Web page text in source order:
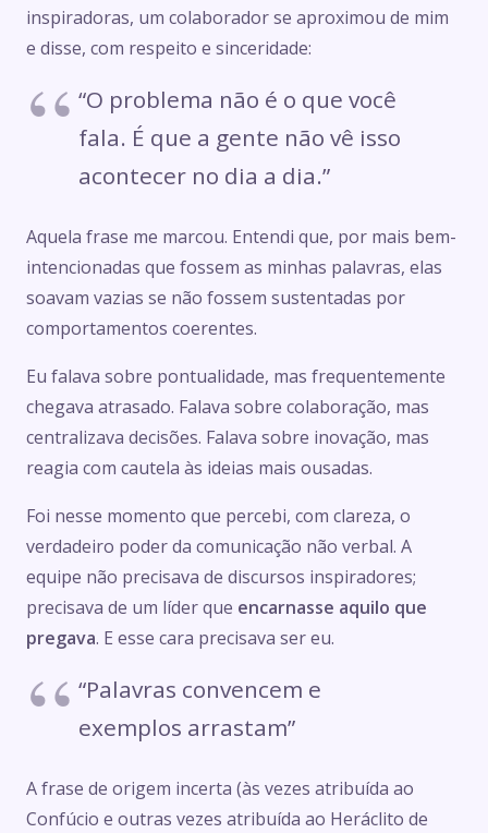
inspiradoras, um colaborador se aproximou de mim
e disse, com respeito e sinceridade:
“O problema não é o que você
fala. É que a gente não vê isso
acontecer no dia a dia.”
Aquela frase me marcou. Entendi que, por mais bem-
intencionadas que fossem as minhas palavras, elas
soavam vazias se não fossem sustentadas por
comportamentos coerentes.
Eu falava sobre pontualidade, mas frequentemente
chegava atrasado. Falava sobre colaboração, mas
centralizava decisões. Falava sobre inovação, mas
reagia com cautela às ideias mais ousadas.
Foi nesse momento que percebi, com clareza, o
verdadeiro poder da comunicação não verbal. A
equipe não precisava de discursos inspiradores;
precisava de um líder que encarnasse aquilo que
pregava. E esse cara precisava ser eu.
“Palavras convencem e
exemplos arrastam”
A frase de origem incerta (às vezes atribuída ao
Confúcio e outras vezes atribuída ao Heráclito de